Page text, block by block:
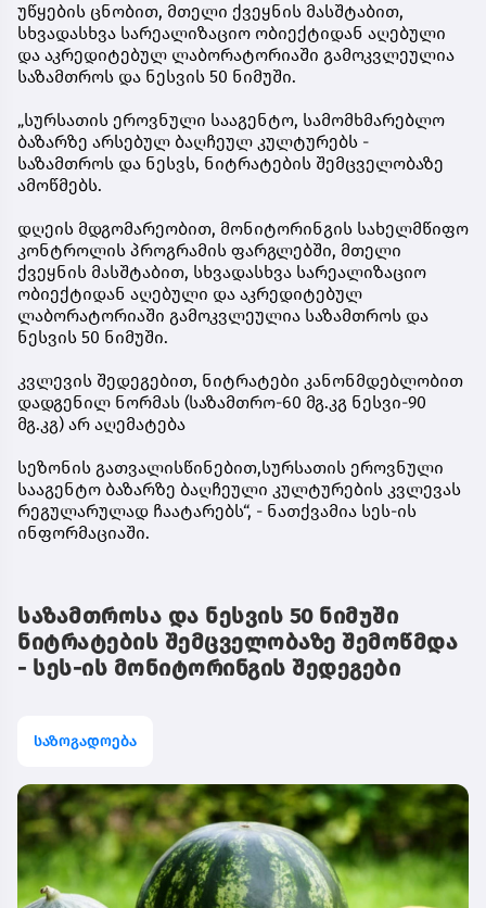
უწყების ცნობით, მთელი ქვეყნის მასშტაბით,
სხვადასხვა სარეალიზაციო ობიექტიდან აღებული
და აკრედიტებულ ლაბორატორიაში გამოკვლეულია
საზამთროს და ნესვის 50 ნიმუში.
„სურსათის ეროვნული სააგენტო, სამომხმარებლო
ბაზარზე არსებულ ბაღჩეულ კულტურებს -
საზამთროს და ნესვს, ნიტრატების შემცველობაზე
ამოწმებს.
დღეის მდგომარეობით, მონიტორინგის სახელმწიფო
კონტროლის პროგრამის ფარგლებში, მთელი
ქვეყნის მასშტაბით, სხვადასხვა სარეალიზაციო
ობიექტიდან აღებული და აკრედიტებულ
ლაბორატორიაში გამოკვლეულია საზამთროს და
ნესვის 50 ნიმუში.
კვლევის შედეგებით, ნიტრატები კანონმდებლობით
დადგენილ ნორმას (საზამთრო-60 მგ.კგ ნესვი-90
მგ.კგ) არ აღემატება
სეზონის გათვალისწინებით,სურსათის ეროვნული
სააგენტო ბაზარზე ბაღჩეული კულტურების კვლევას
რეგულარულად ჩაატარებს“, - ნათქვამია სეს-ის
ინფორმაციაში.
საზამთროსა და ნესვის 50 ნიმუში
ნიტრატების შემცველობაზე შემოწმდა
- სეს-ის მონიტორინგის შედეგები
საზოგადოება